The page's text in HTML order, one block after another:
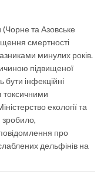
(Чорне та Азовське
смертності
минулих років.
підвищеної
бути інфекційні
токсичними
екології та
зробило,
про
дельфінів на